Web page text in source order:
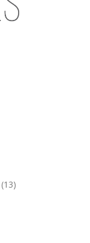
(13)